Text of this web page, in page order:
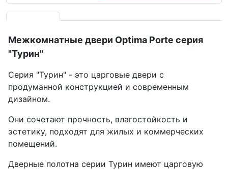
Межкомнатные двери Optima Porte серия
"Турин"
Серия "Турин" - это царговые двери с
продуманной конструкцией и современным
дизайном.
Они сочетают прочность, влагостойкость и
эстетику, подходят для жилых и коммерческих
помещений.
Дверные полотна серии Турин имеют царговую